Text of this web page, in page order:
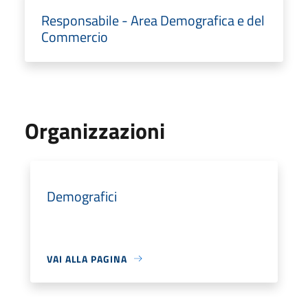
Responsabile - Area Demografica e del
Commercio
Organizzazioni
Demografici
VAI ALLA PAGINA